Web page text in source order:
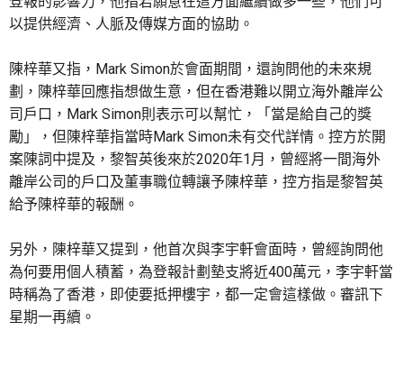
以提供經濟、人脈及傳媒方面的協助。
陳梓華又指，Mark Simon於會面期間，還詢問他的未來規
劃，陳梓華回應指想做生意，但在香港難以開立海外離岸公
司戶口，Mark Simon則表示可以幫忙，「當是給自己的獎
勵」，但陳梓華指當時Mark Simon未有交代詳情。控方於開
案陳詞中提及，黎智英後來於2020年1月，曾經將一間海外
離岸公司的戶口及董事職位轉讓予陳梓華，控方指是黎智英
給予陳梓華的報酬。
另外，陳梓華又提到，他首次與李宇軒會面時，曾經詢問他
為何要用個人積蓄，為登報計劃墊支將近400萬元，李宇軒當
時稱為了香港，即使要抵押樓宇，都一定會這樣做。審訊下
星期一再續。